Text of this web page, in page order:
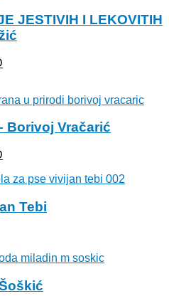
JESTIVIH I LEKOVITIH
1,300.00 RSD.
Borivoj Vračarić
je:
Tebi